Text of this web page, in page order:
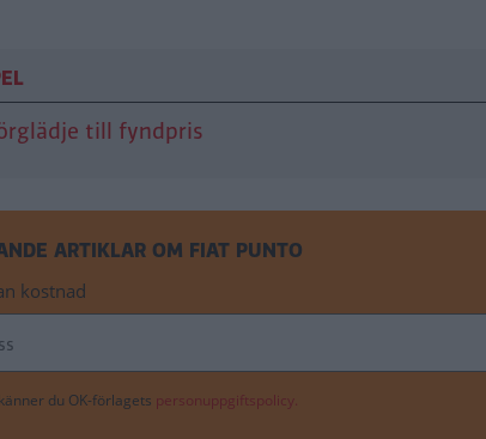
till fyndpris
ARTIKLAR OM FIAT PUNTO
kostnad
du OK-förlagets personuppgiftspolicy.